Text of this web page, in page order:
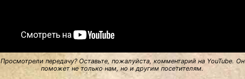
Просмотрели передачу? Оставьте, пожалуйста, комментарий на YouTube. Он
поможет не только нам, но и другим посетителям.